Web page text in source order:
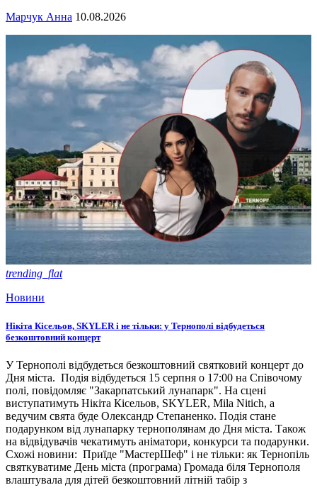
Марчук Анна 10.08.2026
trending_flat
Новини
Нікіта Кісельов, SKYLER і не тільки: у Тернополі відбудеться
безкоштовний концерт
У Тернополі відбудеться безкоштовний святковий концерт до
Дня міста. Подія відбудеться 15 серпня о 17:00 на Співочому
полі, повідомляє "Закарпатський лунапарк". На сцені
виступатимуть Нікіта Кісельов, SKYLER, Mila Nitich, а
ведучим свята буде Олександр Степаненко. Подія стане
подарунком від лунапарку тернополянам до Дня міста. Також
на відвідувачів чекатимуть аніматори, конкурси та подарунки.
Схожі новини: Приїде "МастерШеф" і не тільки: як Тернопіль
святкуватиме День міста (програма) Громада біля Тернополя
влаштувала для дітей безкоштовний літній табір з